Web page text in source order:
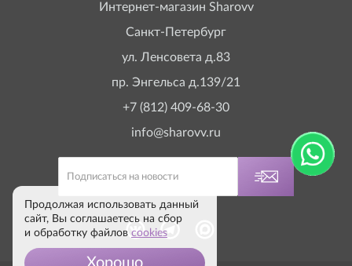
Интернет-магазин Sharovv
Санкт-Петербург
ул. Ленсовета д.83
пр. Энгельса д.139/21
+7 (812) 409-68-30
info@sharovv.ru
Продолжая использовать данный
сайт, Вы соглашаетесь на сбор
и обработку файлов cookies
Хорошо